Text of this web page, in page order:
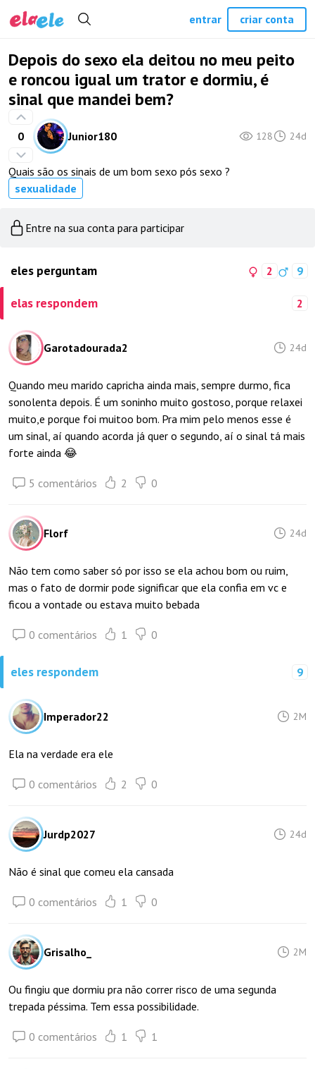
Depois do sexo ela deitou no meu peito
e roncou igual um trator e dormiu, é
sinal que mandei bem?
0 Junior180 128 24d
Quais são os sinais de um bom sexo pós sexo ?
sexualidade
Entre na sua conta para participar
eles perguntam 2 9
elas respondem 2
Garotadourada2 24d
Quando meu marido capricha ainda mais, sempre durmo, fica
sonolenta depois. É um soninho muito gostoso, porque relaxei
muito,e porque foi muitoo bom. Pra mim pelo menos esse é
um sinal, aí quando acorda já quer o segundo, aí o sinal tá mais
forte ainda 😂
5 comentários 2 0
Florf 24d
Não tem como saber só por isso se ela achou bom ou ruim,
mas o fato de dormir pode significar que ela confia em vc e
ficou a vontade ou estava muito bebada
0 comentários 1 0
eles respondem 9
Imperador22 2M
Ela na verdade era ele
0 comentários 2 0
Jurdp2027 24d
Não é sinal que comeu ela cansada
0 comentários 1 0
Grisalho_ 2M
Ou fingiu que dormiu pra não correr risco de uma segunda
trepada péssima. Tem essa possibilidade.
0 comentários 1 1
entrar criar conta